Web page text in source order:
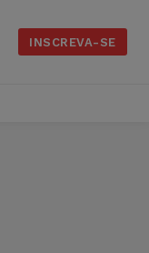
INSCREVA-SE